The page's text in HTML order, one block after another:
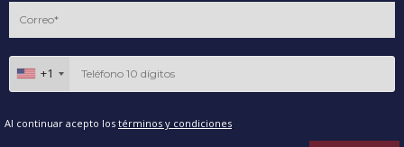
+1
Al continuar acepto los términos y condiciones